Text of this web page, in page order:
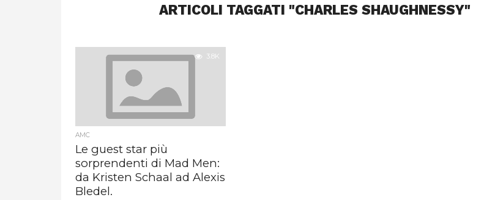
ARTICOLI TAGGATI "CHARLES SHAUGHNESSY"
3.8K
AMC
Le guest star più
sorprendenti di Mad Men:
da Kristen Schaal ad Alexis
Bledel.